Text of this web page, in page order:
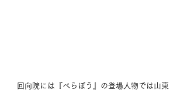
回向院には『べらぼう』の登場人物では山東